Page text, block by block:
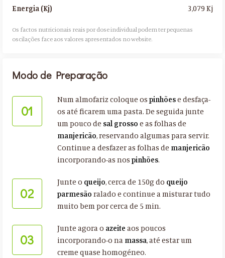
Energia (Kj) 3,079 Kj
Os factos nutricionais reais por dose individual podem ter pequenas
oscilações face aos valores apresentados no website.​
Modo de Preparação
01
Num almofariz coloque ospinhõese desfaça-
os até ficarem uma pasta. De seguida junte
um pouco de sal grosso e as folhas de
manjericão, reservando algumas para servir.
Continue a desfazer as folhas de manjericão
incorporando-as nospinhões.
02
Junte o queijo, cerca de 150g do queijo
parmesão ralado e continue a misturar tudo
muito bem por cerca de 5 min.
03
Junte agora o azeite aos poucos
incorporando-o na massa, até estar um
creme quase homogéneo.